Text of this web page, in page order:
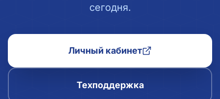
сегодня.
Личный кабинет
Техподдержка